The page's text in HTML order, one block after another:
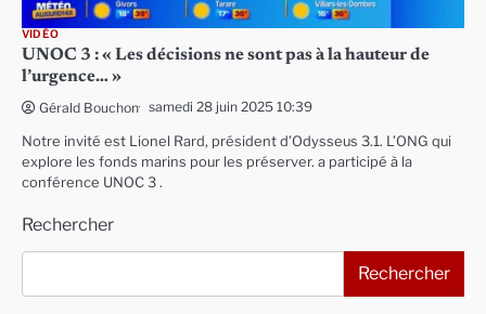
VIDÉO
UNOC 3 : « Les décisions ne sont pas à la hauteur de
l’urgence… »
Gérald Bouchon samedi 28 juin 2025 10:39
Notre invité est Lionel Rard, président d’Odysseus 3.1. L’ONG qui
explore les fonds marins pour les préserver. a participé à la
conférence UNOC 3 .
Rechercher
Rechercher